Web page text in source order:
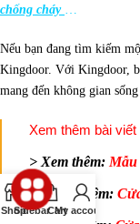
chống cháy …
Nếu bạn đang tìm kiếm
Kingdoor. Với Kingdoor,
mang đến không gian
Xem thêm bài
> Xem thêm: Mẫu
>> Xem thêm:
ShopSidebarCart
My account